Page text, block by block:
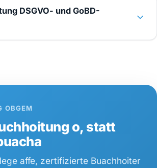
DSGVO- und GoBD-
OBGEM
o, statt
affe, zertifizierte Buachhoiter